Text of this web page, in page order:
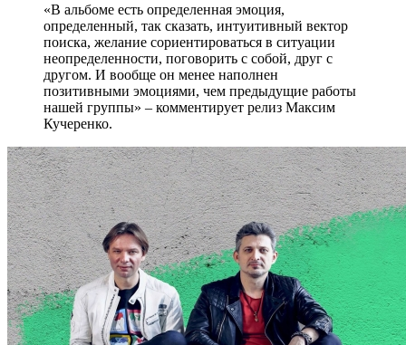
«В альбоме есть определенная эмоция,
определенный, так сказать, интуитивный вектор
поиска, желание сориентироваться в ситуации
неопределенности, поговорить с собой, друг с
другом. И вообще он менее наполнен
позитивными эмоциями, чем предыдущие работы
нашей группы» – комментирует релиз Максим
Кучеренко.